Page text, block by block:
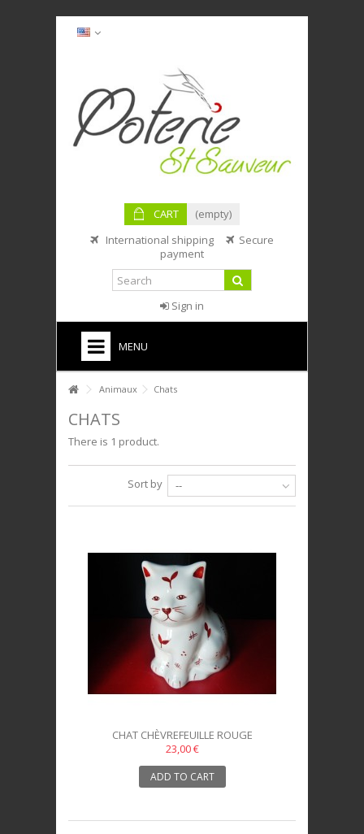
CART
(empty)
International shipping
Secure
payment
Sign in
MENU
HOME
PTIT DÉJ'
SERVICE DE TABLE
+
+
+
+
PLAQUES DÉCORATIVES
UNIVERS ENFANTS
Animaux Chats
CHATS
There is 1 product.
Sort by --
CHAT CHÈVREFEUILLE ROUGE
23,00 €
ADD TO CART